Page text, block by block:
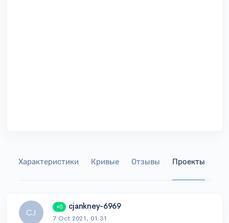
Характеристики Кривые Отзывы Проекты
CJ
+0 cjankney-6969
7 Oct 2021, 01:31